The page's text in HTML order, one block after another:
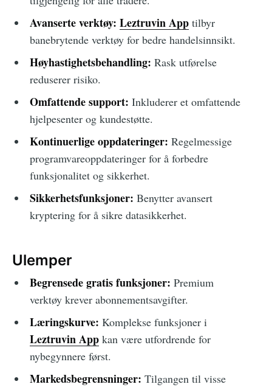
Avanserte verktøy: Leztruvin Apptilbyr
banebrytende verktøy for bedre handelsinnsikt.
Høyhastighetsbehandling: Rask utførelse
reduserer risiko.
Omfattende support: Inkluderer et omfattende
hjelpesenter og kundestøtte.
Kontinuerlige oppdateringer: Regelmessige
programvareoppdateringer for å forbedre
funksjonalitet og sikkerhet.
Sikkerhetsfunksjoner: Benytter avansert
kryptering for å sikre datasikkerhet.
Ulemper
Begrensede gratis funksjoner: Premium
verktøy krever abonnementsavgifter.
Læringskurve: Komplekse funksjoner i
Leztruvin Appkan være utfordrende for
nybegynnere først.
Markedsbegrensninger: Tilgangen til visse